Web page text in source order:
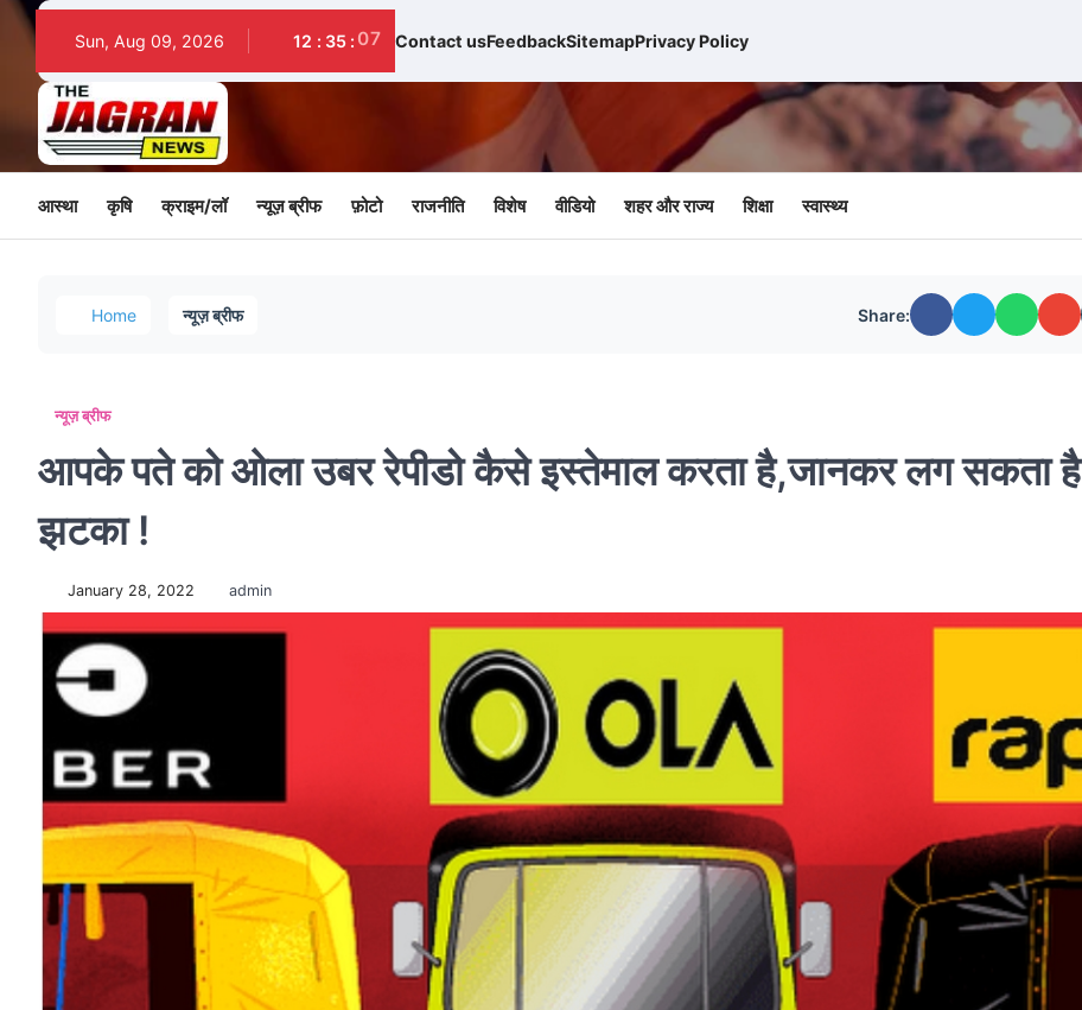
Sun, Aug 09, 2026 12 : 35 : 08 Contact usFeedbackSitemapPrivacy Policy
आस्था कृषि क्राइम/लॉ न्यूज़ ब्रीफ फ़ोटो राजनीति विशेष वीडियो शहर और राज्य शिक्षा स्वास्थ्य
Home न्यूज़ ब्रीफ Share:
न्यूज़ ब्रीफ
आपके पते को ओला उबर रेपीडो कैसे इस्तेमाल करता है,जानकर लग सकता है
झटका !
January 28, 2022 admin